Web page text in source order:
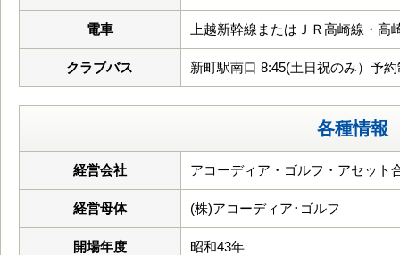
電車 上越新幹線またはＪＲ高崎線・
クラブバス 新町駅南口 8:45(土日祝のみ）予約
各種情報
経営会社 アコーディア・ゴルフ・アセット
経営母体 (株)アコーディア･ゴルフ
開場年度 昭和43年